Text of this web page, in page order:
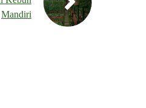
Mandiri